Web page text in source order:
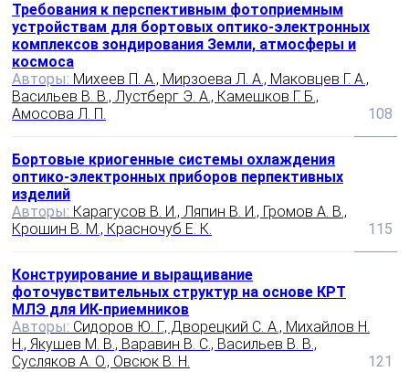
Требования к перспективным фотоприемным
устройствам для бортовых оптико-электронных
комплексов зондирования Земли, атмосферы и
космоса
Авторы: Михеев П. А., Мирзоева Л. А., Маковцев Г. А.,
Васильев В. В., Лустберг Э. А., Камешков Г. Б.,
Амосова Л. П.
108
Бортовые криогенные системы охлаждения
оптико-электронных приборов перпективных
изделий
Авторы: Карагусов В. И., Ляпин В. И., Громов А. В.,
Крошин В. М., Красночуб Е. К.
115
Конструирование и выращивание
фоточувствительных структур на основе КРТ
МЛЭ для ИК-приемников
Авторы: Сидоров Ю. Г., Дворецкий С. А., Михайлов Н.
Н., Якушев М. В., Варавин В. С., Васильев В. В.,
Сусляков А. О., Овсюк В. Н.
121